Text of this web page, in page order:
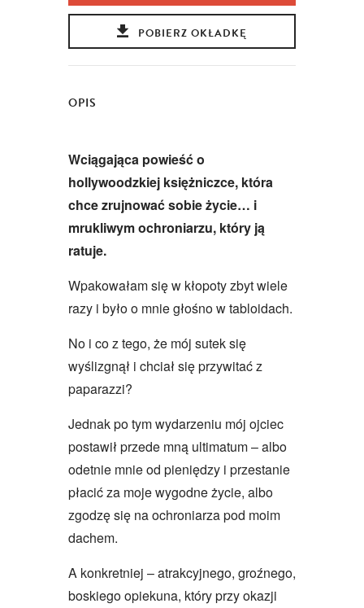
POBIERZ OKŁADKĘ
OPIS
Wciągająca powieść o
hollywoodzkiej księżniczce, która
chce zrujnować sobie życie… i
mrukliwym ochroniarzu, który ją
ratuje.
Wpakowałam się w kłopoty zbyt wiele
razy i było o mnie głośno w tabloidach.
No i co z tego, że mój sutek się
wyślizgnął i chciał się przywitać z
paparazzi?
Jednak po tym wydarzeniu mój ojciec
postawił przede mną ultimatum – albo
odetnie mnie od pieniędzy i przestanie
płacić za moje wygodne życie, albo
zgodzę się na ochroniarza pod moim
dachem.
A konkretniej – atrakcyjnego, groźnego,
boskiego opiekuna, który przy okazji